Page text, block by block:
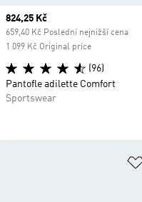
Current price
824,25 Kč
659,40 Kč Poslední nejnižší cena
1 099 Kč Original price
(96)
Pantofle adilette Comfort
Sportswear